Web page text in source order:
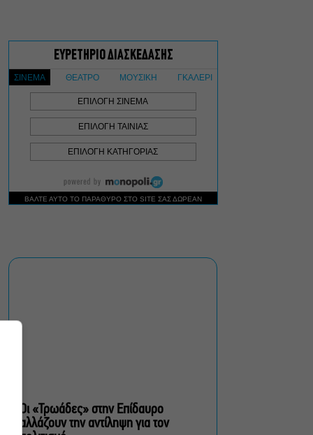
αίθουσες
Σταματία
Δημητρακοπούλου: Μέσα
από την Μπιενάλε
Κεραμικής ανακάλυψα μια
Ρόδο που δεν γνώριζα
Οι Ξυλούρηδες live στο
Ρέθυμνο – Πανηγύρι για
την ενίσχυση του
Οι «Τρωάδες» στην Επίδαυρο
αλλάζουν την αντίληψη για τον